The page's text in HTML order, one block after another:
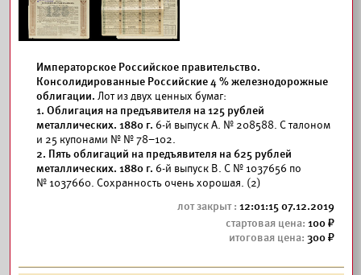
Императорское Российское правительство.
Консолидированные Российские 4 % железнодорожные
облигации. Лот из двух ценных бумаг:
1. Облигация на предъявителя на 125 рублей
металлических. 1880 г. 6-й выпуск А. № 208588. С талоном
и 25 купонами № № 78–102.
2. Пять облигаций на предъявителя на 625 рублей
металлических. 1880 г. 6-й выпуск В. С № 1037656 по
№ 1037660. Сохранность очень хорошая. (2)
12:01:15 07.12.2019
100
300